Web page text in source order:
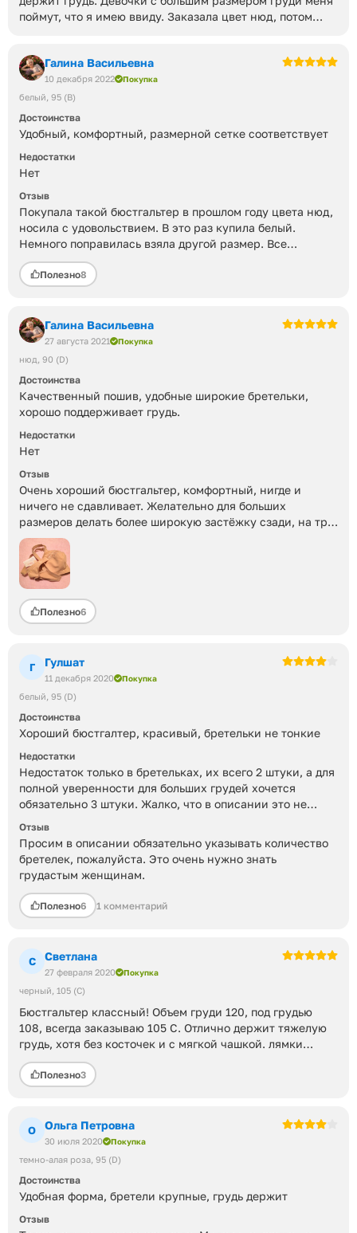
поймут, что я имею ввиду. Заказала цвет нюд, потом
Галина Васильевна
10 декабря 2022 Покупка
белый 95 (B)
Достоинства
Удобный, комфортный, размерной сетке соответствует
Недостатки
Нет
Отзыв
Покупала такой бюстгальтер в прошлом году цвета нюд,
носила с удовольствием. В это раз купила белый.
Немного поправилась взяла другой размер. Все
подошло. У этого бюстгальтера идеальная форма
чашечек для большой груди,хотя чашечки мягкие, грудь
держит хорошо. Нюд носила с августа прошлого года,
привлекательность, даже лямки не растянулись.Очень
комфортно в нем летом, дышащий.
Хорошо держит грудь и смотрится красиво. Спасибо
Полезно8
Галина Васильевна
27 августа 2021 Покупка
нюд 90 (D)
Достоинства
Качественный пошив, удобные широкие бретельки,
хорошо поддерживает грудь.
Недостатки
Нет
Отзыв
Очень хороший бюстгальтер, комфортный, нигде и
ничего не сдавливает. Желательно для больших
размеров делать более широкую застёжку сзади, на три,
четыре крючка, но и в таком виде в принципе все
хорошо держит и не врезается. Спасибо за скидку.
Полезно6
Г Гулшат
11 декабря 2020 Покупка
белый 95 (D)
Достоинства
Хороший бюстгалтер, красивый, бретельки не тонкие
Недостатки
Недостаток только в бретельках, их всего 2 штуки, а для
полной уверенности для больших грудей хочется
обязательно 3 штуки. Жалко, что в описании это не
Отзыв
Просим в описании обязательно указывать количество
бретелек, пожалуйста. Это очень нужно знать
грудастым женщинам.
Полезно6 1 комментарий
С Светлана
27 февраля 2020 Покупка
черный 105 (C)
Бюстгальтер классный! Объем груди 120, под грудью
108, всегда заказываю 105 С. Отлично держит тяжелую
грудь, хотя без косточек и с мягкой чашкой. лямки
укрепленные.
Полезно3
О Ольга Петровна
30 июля 2020 Покупка
темно-алая роза 95 (D)
Достоинства
Удобная форма, бретели крупные, грудь держит
Отзыв